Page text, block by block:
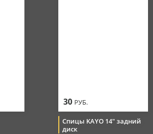
30 РУБ.
Спицы KAYO 14" задний
диск